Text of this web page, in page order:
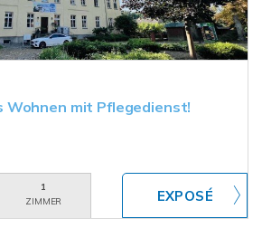
mit Pflegedienst!
1
ZIMMER